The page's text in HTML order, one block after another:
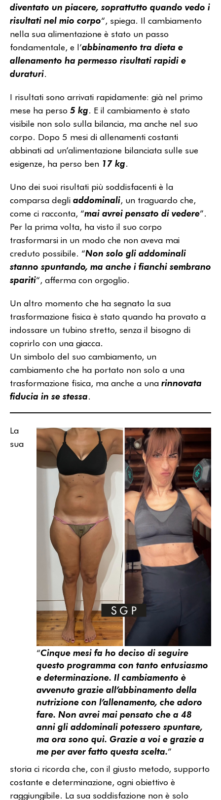
diventato un piacere, soprattutto quando vedo i
risultati nel mio corpo“, spiega. Il cambiamento
nella sua alimentazione è stato un passo
fondamentale, e l’abbinamento tra dieta e
allenamento ha permesso risultati rapidi e
duraturi.
I risultati sono arrivati rapidamente: già nel primo
mese ha perso 5 kg. E il cambiamento è stato
visibile non solo sulla bilancia, ma anche nel suo
corpo. Dopo 5 mesi di allenamenti costanti
abbinati ad un’alimentazione bilanciata sulle sue
esigenze, ha perso ben 17 kg.
Uno dei suoi risultati più soddisfacenti è la
comparsa degli addominali, un traguardo che,
come ci racconta, “mai avrei pensato di vedere”.
Per la prima volta, ha visto il suo corpo
trasformarsi in un modo che non aveva mai
creduto possibile. “Non solo gli addominali
stanno spuntando, ma anche i fianchi sembrano
spariti“, afferma con orgoglio.
Un altro momento che ha segnato la sua
trasformazione fisica è stato quando ha provato a
indossare un tubino stretto, senza il bisogno di
coprirlo con una giacca.
Un simbolo del suo cambiamento, un
cambiamento che ha portato non solo a una
trasformazione fisica, ma anche a una rinnovata
fiducia in se stessa.
“Cinque mesi fa ho deciso di seguire
questo programma con tanto entusiasmo
e determinazione. Il cambiamento è
avvenuto grazie all’abbinamento della
nutrizione con l’allenamento, che adoro
fare. Non avrei mai pensato che a 48
anni gli addominali potessero spuntare,
ma ora sono qui. Grazie a voi e grazie a
me per aver fatto questa scelta.”
La
sua
storia ci ricorda che, con il giusto metodo, supporto
costante e determinazione, ogni obiettivo è
raggiungibile. La sua soddisfazione non è solo